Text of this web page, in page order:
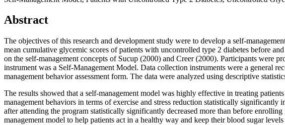
Abstract
The objectives of this research and development study were to develop a self-
mean cumulative glycemic scores of patients with uncontrolled type 2 diabetes before
on the self-management concepts of Sucup (2000) and Creer (2000). Participants were
instrument was a Self-Management Model. Data collection instruments were a general
management behavior assessment form. The data were analyzed using descriptive
The results showed that a self-management model was highly effective in treating
management behaviors in terms of exercise and stress reduction statistically significantly
after attending the program statistically significantly decreased more than before
management model to help patients act in a healthy way and keep their blood sugar